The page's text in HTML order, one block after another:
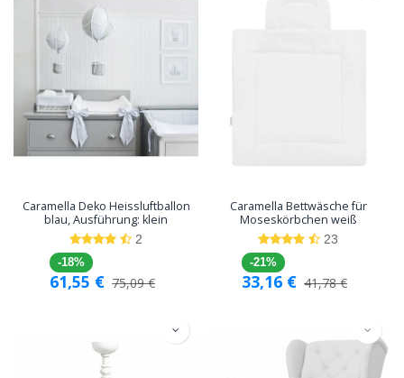
Caramella Deko Heissluftballon
blau, Ausführung: klein
2
-18%
61,55 € 75,09€
Caramella Bettwäsche für
Moseskörbchen weiß
23
-21%
33,16 € 41,78€